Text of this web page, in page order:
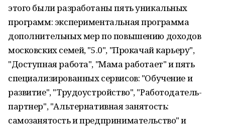
этого были разработаны пять уникальных
программ: экспериментальная программа
дополнительных мер по повышению доходов
московских семей, "5.0", "Прокачай карьеру",
"Доступная работа", "Мама работает" и пять
специализированных сервисов: "Обучение и
развитие", "Трудоустройство", "Работодатель-
партнер", "Альтернативная занятость:
самозанятость и предпринимательство" и